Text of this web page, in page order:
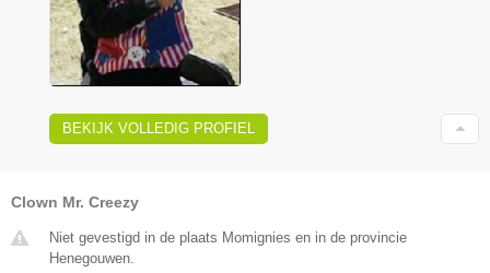
BEKIJK VOLLEDIG PROFIEL
Clown Mr. Creezy
Niet gevestigd in de plaats Momignies en in de provincie
Henegouwen.